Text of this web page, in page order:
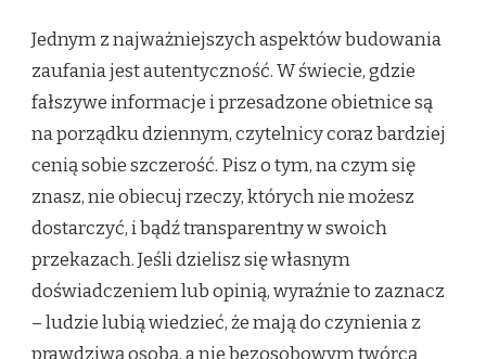
Jednym z najważniejszych aspektów budowania
zaufania jest autentyczność. W świecie, gdzie
fałszywe informacje i przesadzone obietnice są
na porządku dziennym, czytelnicy coraz bardziej
cenią sobie szczerość. Pisz o tym, na czym się
znasz, nie obiecuj rzeczy, których nie możesz
dostarczyć, i bądź transparentny w swoich
przekazach. Jeśli dzielisz się własnym
doświadczeniem lub opinią, wyraźnie to zaznacz
– ludzie lubią wiedzieć, że mają do czynienia z
prawdziwą osobą, a nie bezosobowym twórcą